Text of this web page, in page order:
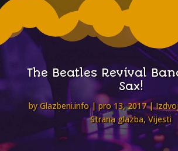
The Beatles Revival
Sax!
byGlazbeni.info pro 13, 2017
Strana glazba,Vijesti